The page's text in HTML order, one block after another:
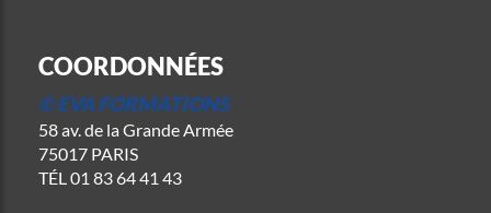
COORDONNÉES
© EVA FORMATIONS
58 av. de la Grande Armée
75017 PARIS
TÉL01 83 64 41 43